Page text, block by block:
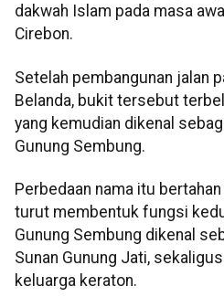
dakwah Islam pada masa
Cirebon.
Setelah pembangunan jalan
Belanda, bukit tersebut
yang kemudian dikenal
Gunung Sembung.
Perbedaan nama itu
turut membentuk fungsi
Gunung Sembung dikenal
Sunan Gunung Jati,
keluarga keraton.